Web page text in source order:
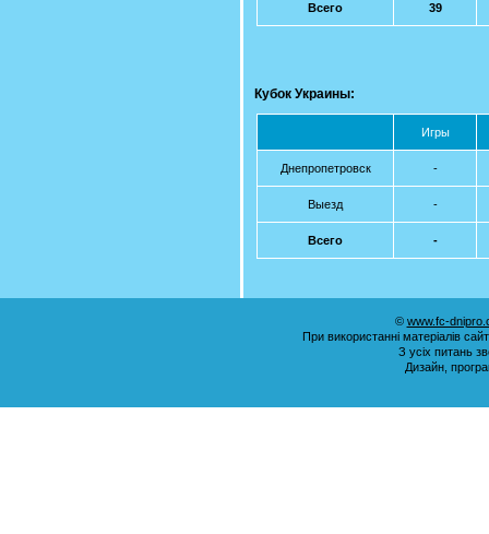
Всего 39
Кубок Украины:
Игры
Днепропетровск -
Выезд -
Всего -
© www.fc-
При використанні матеріалів
З усіх питань
Дизайн,